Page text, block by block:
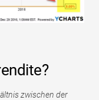
zwischen der